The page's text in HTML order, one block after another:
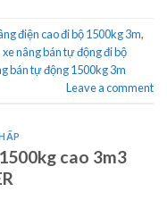
điện cao đi bộ 1500kg 3m,
xe nâng bán tự động đi bộ
bán tự động 1500kg 3m
Leave a comment
cao 3m3